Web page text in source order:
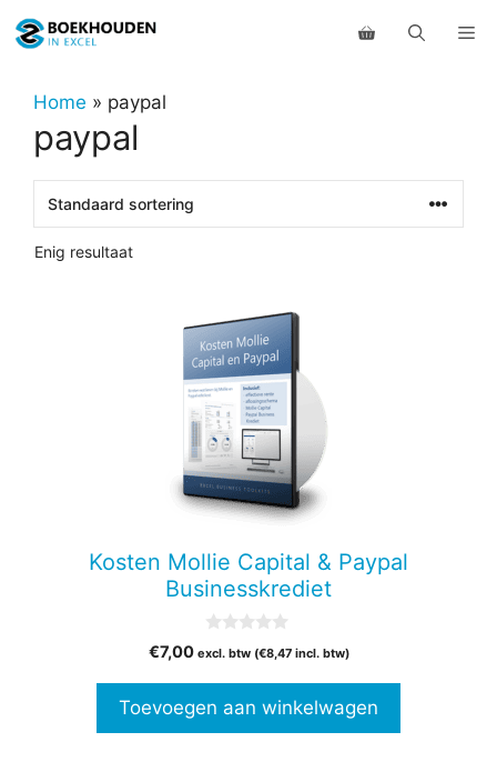
naar
inhoudHome » paypal
paypal
Enig resultaat
Kosten Mollie Capital & Paypal
Businesskrediet
v
5
€7,00 excl. btw (€8,47incl. btw)
Toevoegen aan winkelwagen